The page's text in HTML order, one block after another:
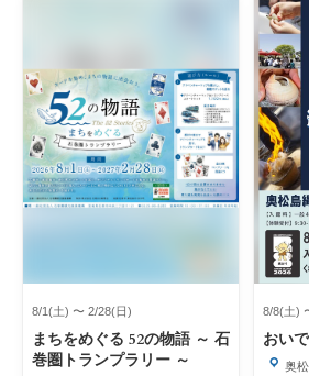
8/1(土) 〜 2/28(日)
まちをめぐる 52の物語 ～ 石
巻圏トランプラリー ～
8/8(土)
おい
奥